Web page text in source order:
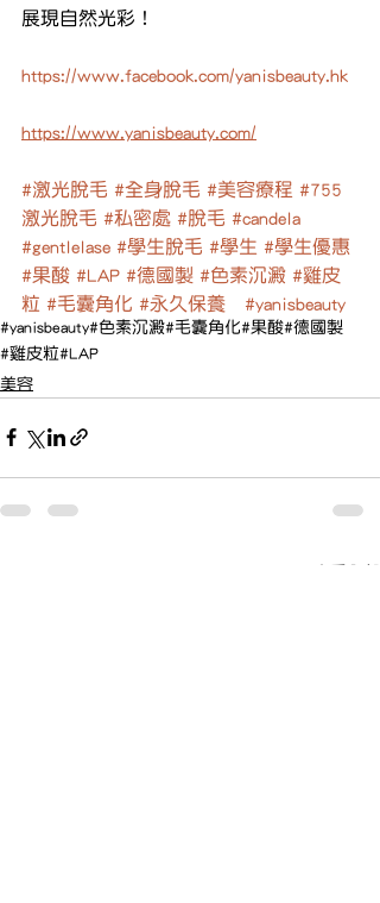
展現自然光彩！
https://www.facebook.com/yanisbeauty.hk
https://www.yanisbeauty.com/
#激光脫毛 #全身脫毛 #美容療程 #755
激光脫毛 #私密處 #脫毛 #candela
#gentlelase #學生脫毛 #學生 #學生優惠
#果酸 #LAP #德國製 #色素沉澱 #雞皮
粒 #毛囊角化 #永久保養 #yanisbeauty
#yanisbeauty#色素沉澱#毛囊角化#果酸#德國製
#雞皮粒#LAP
美容